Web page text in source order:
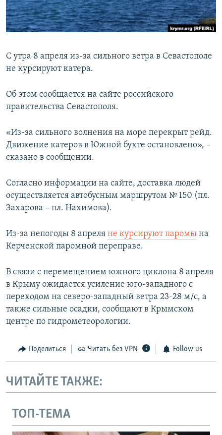
ПОБЕДИТЕЛЕЙ НЕ СУДЯТ?
КРЫМ.НЕПОКОРЕННЫЙ
УКРАИНСКАЯ ПРОБЛЕМА КРЫМА
ПРИСОЕДИНЯЙТЕСЬ!
Все сайты RFE/RL
С утра 8 апреля из-за сильного ветра в Севастополе
не курсируют катера.
Об этом сообщается на сайте российского
правительства Севастополя.
«Из-за сильного волнения на море перекрыт рейд.
Движение катеров в Южной бухте остановлено», –
сказано в сообщении.
Согласно информации на сайте, доставка людей
осуществляется автобусным маршрутом № 150 (пл.
Захарова – пл. Нахимова).
Из-за непогоды 8 апреля не курсируют паромы на
Керченской паромной переправе.
В связи с перемещением южного циклона 8 апреля
в Крыму ожидается усиление юго-западного с
переходом на северо-западный ветра 23-28 м/с, а
также сильные осадки, сообщают в Крымском
центре по гидрометеорологии.
Поделиться Читать без VPN Follow us
ЧИТАЙТЕ ТАКЖЕ:
ТОП-ТЕМА